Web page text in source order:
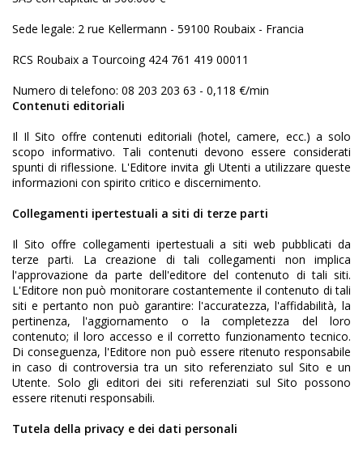
Sede legale: 2 rue Kellermann - 59100 Roubaix - Francia
RCS Roubaix a Tourcoing 424 761 419 00011
Numero di telefono: 08 203 203 63 - 0,118 €/min
Contenuti editoriali
Il Il Sito offre contenuti editoriali (hotel, camere, ecc.) a solo
scopo informativo. Tali contenuti devono essere considerati
spunti di riflessione. L'Editore invita gli Utenti a utilizzare queste
informazioni con spirito critico e discernimento.
Collegamenti ipertestuali a siti di terze parti
Il Sito offre collegamenti ipertestuali a siti web pubblicati da
terze parti. La creazione di tali collegamenti non implica
l'approvazione da parte dell'editore del contenuto di tali siti.
L'Editore non può monitorare costantemente il contenuto di tali
siti e pertanto non può garantire: l'accuratezza, l'affidabilità, la
pertinenza, l'aggiornamento o la completezza del loro
contenuto; il loro accesso e il corretto funzionamento tecnico.
Di conseguenza, l'Editore non può essere ritenuto responsabile
in caso di controversia tra un sito referenziato sul Sito e un
Utente. Solo gli editori dei siti referenziati sul Sito possono
essere ritenuti responsabili.
Tutela della privacy e dei dati personali